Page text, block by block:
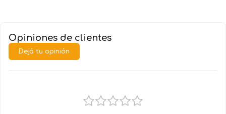
Opiniones de clientes
Dejá tu opinión